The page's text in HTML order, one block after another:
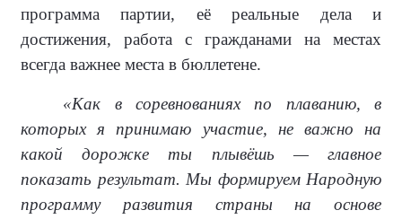
программа партии, её реальные дела и
достижения, работа с гражданами на местах
всегда важнее места в бюллетене.
«Как в соревнованиях по плаванию, в
которых я принимаю участие, не важно на
какой дорожке ты плывёшь — главное
показать результат. Мы формируем Народную
программу развития страны на основе